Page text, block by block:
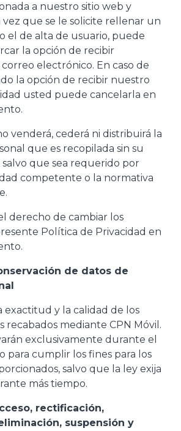
a nuestro sitio web y
vez que se le solicite rellenar un
el de alta de usuario, puede
la opción de recibir
electrónico. En caso de
la opción de recibir nuestro
usted puede cancelarla en
venderá, cederá ni distribuirá la
que es recopilada sin su
que sea requerido por
competente o la normativa
derecho de cambiar los
Política de Privacidad en
de datos de
exactitud y la calidad de los
recabados mediante CPN Móvil.
exclusivamente durante el
para cumplir los fines para los
salvo que la ley exija
más tiempo.
rectificación,
suspensión y